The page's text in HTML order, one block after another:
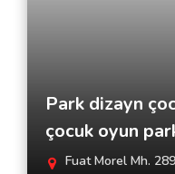
Park dizayn
çocuk oyun
Fuat Morel Mh.